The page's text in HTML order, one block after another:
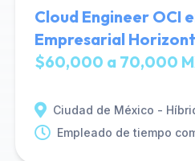
Cloud Engineer OCI
Empresarial
$60,000 a 70,000
Ciudad de México -
Empleado de tiempo